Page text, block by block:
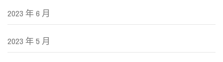
2023 年 6 月
2023 年 5 月